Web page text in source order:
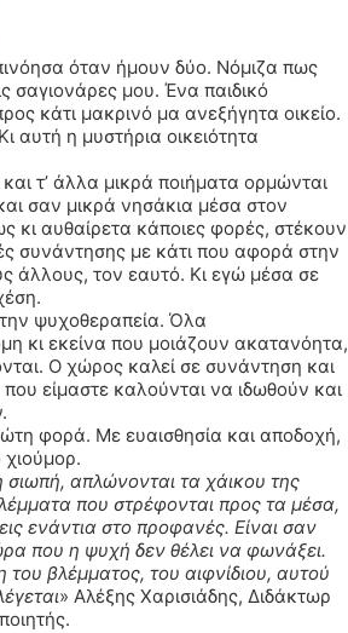
όταν ήμουν δύο. Νόμιζα πως
σαγιονάρες μου. Ένα παιδικό
κάτι μακρινό μα ανεξήγητα οικείο.
αυτή η μυστήρια οικειότητα
τ’ άλλα μικρά ποιήματα ορμώνται
σαν μικρά νησάκια μέσα στον
κι αυθαίρετα κάποιες φορές, στέκουν
συνάντησης με κάτι που αφορά στην
άλλους, τον εαυτό. Κι εγώ μέσα σε
ψυχοθεραπεία. Όλα
κι εκείνα που μοιάζουν ακατανόητα,
Ο χώρος καλεί σε συνάντηση και
είμαστε καλούνται να ιδωθούν και
φορά. Με ευαισθησία και αποδοχή,
απλώνονται τα χάικου της
που στρέφονται προς τα μέσα,
ενάντια στο προφανές. Είναι σαν
που η ψυχή δεν θέλει να φωνάξει.
βλέμματος, του αιφνίδιου, αυτού
» Αλέξης Χαρισιάδης, Διδάκτωρ